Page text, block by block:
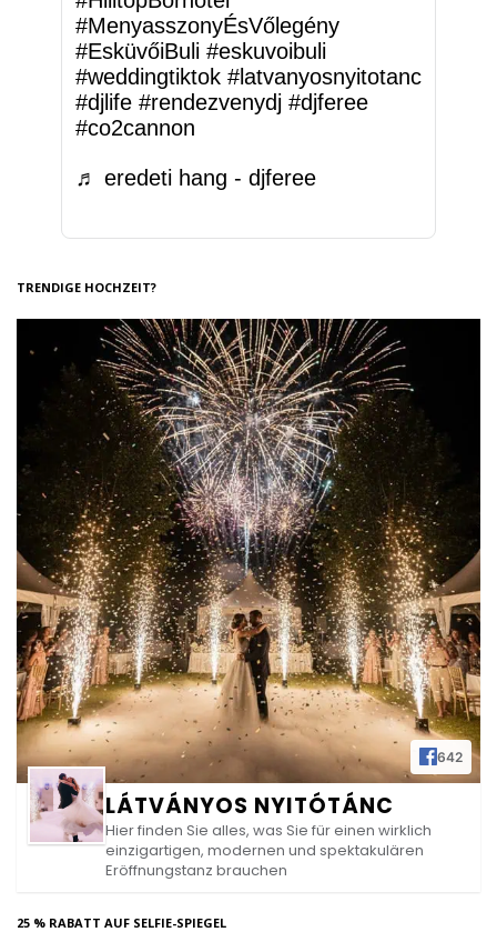
#MenyasszonyÉsVőlegény
#EsküvőiBuli #eskuvoibuli
#weddingtiktok #latvanyosnyitotanc
#djlife #rendezvenydj #djferee
#co2cannon
♬ eredeti hang - djferee
TRENDIGE HOCHZEIT?
642
LÁTVÁNYOS NYITÓTÁNC
Hier finden Sie alles, was Sie für einen wirklich
einzigartigen, modernen und spektakulären
Eröffnungstanz brauchen
25 % RABATT AUF SELFIE-SPIEGEL